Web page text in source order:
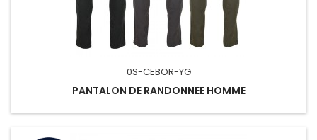
0S-CEBOR-YG
PANTALON DE RANDONNEE HOMME